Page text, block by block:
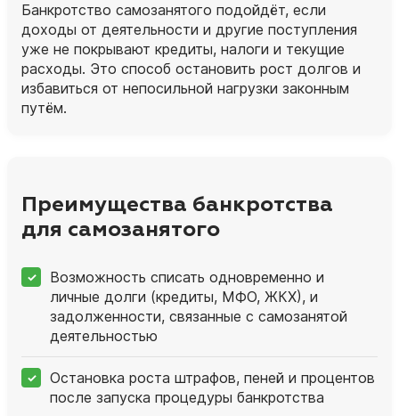
Банкротство самозанятого подойдёт, если
доходы от деятельности и другие поступления
уже не покрывают кредиты, налоги и текущие
расходы. Это способ остановить рост долгов и
избавиться от непосильной нагрузки законным
путём.
Преимущества банкротства
для самозанятого
Возможность списать одновременно и
личные долги (кредиты, МФО, ЖКХ), и
задолженности, связанные с самозанятой
деятельностью
Остановка роста штрафов, пеней и процентов
после запуска процедуры банкротства